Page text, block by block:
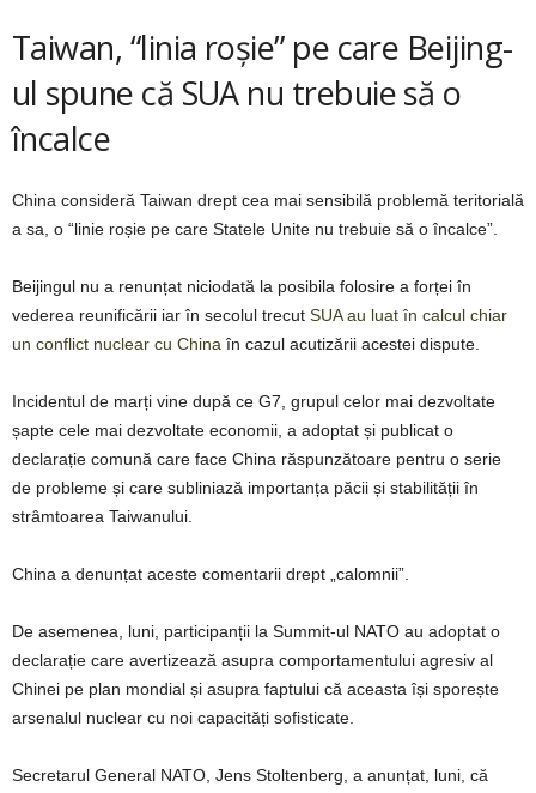
Taiwan, “linia roșie” pe care Beijing-
ul spune că SUA nu trebuie să o
încalce
China consideră Taiwan drept cea mai sensibilă problemă teritorială
a sa, o “linie roșie pe care Statele Unite nu trebuie să o încalce”.
Beijingul nu a renunțat niciodată la posibila folosire a forței în
vederea reunificării iar în secolul trecut SUA au luat în calcul chiar
un conflict nuclear cu China în cazul acutizării acestei dispute.
Incidentul de marți vine după ce G7, grupul celor mai dezvoltate
șapte cele mai dezvoltate economii, a adoptat și publicat o
declarație comună care face China răspunzătoare pentru o serie
de probleme și care subliniază importanța păcii și stabilității în
strâmtoarea Taiwanului.
China a denunțat aceste comentarii drept „calomnii”.
De asemenea, luni, participanții la Summit-ul NATO au adoptat o
declarație care avertizează asupra comportamentului agresiv al
Chinei pe plan mondial și asupra faptului că aceasta își sporește
arsenalul nuclear cu noi capacități sofisticate.
Secretarul General NATO, Jens Stoltenberg, a anunțat, luni, că